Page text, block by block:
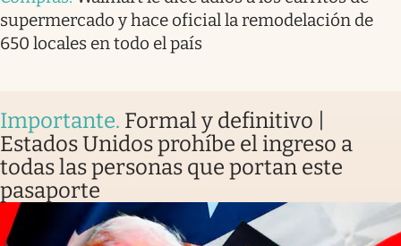
supermercado y hace oficial la remodelación de
650 locales en todo el país
Importante. Formal y definitivo |
Estados Unidos prohíbe el ingreso a
todas las personas que portan este
pasaporte